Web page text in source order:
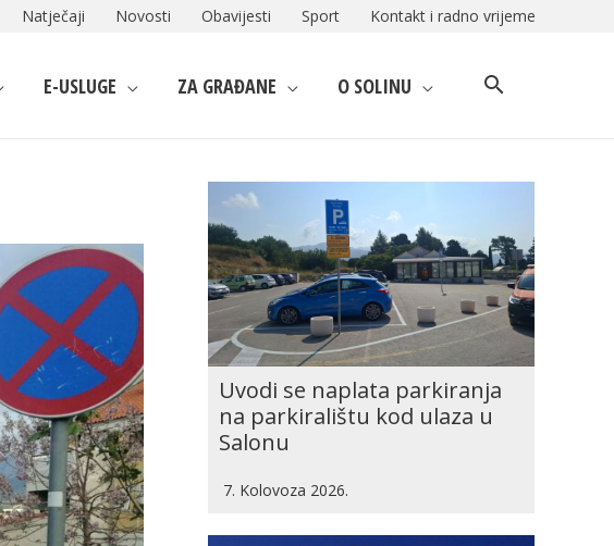
Natječaji Novosti Obavijesti Sport Kontakt i radno vrijeme
E-USLUGE ZA GRAĐANE O SOLINU
Uvodi se naplata parkiranja
na parkiralištu kod ulaza u
Salonu
7. Kolovoza 2026.